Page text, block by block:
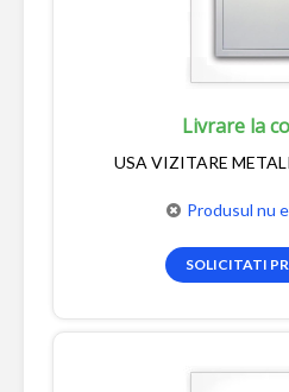
Livrare la
USA VIZITARE
Produsul nu
SOLICITATI